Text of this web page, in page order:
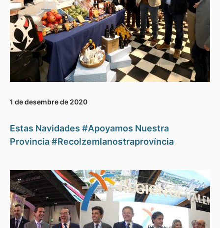
1 de desembre de 2020
Estas Navidades #Apoyamos Nuestra
Provincia #Recolzemlanostraprovíncia